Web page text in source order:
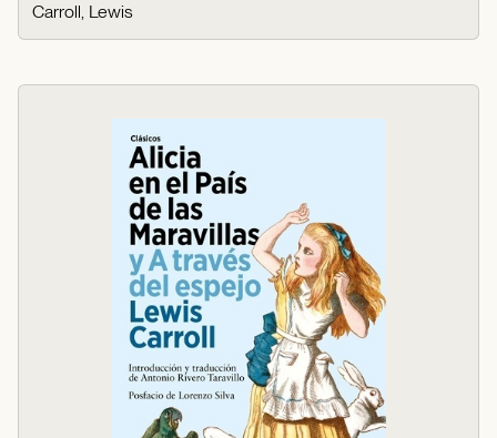
Carroll, Lewis